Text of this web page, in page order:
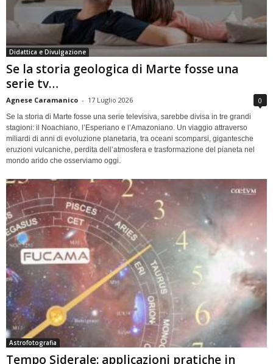
Didattica e Divulgazione
Se la storia geologica di Marte fosse una
serie tv…
Agnese Caramanico - 17 Luglio 2026 0
Se la storia di Marte fosse una serie televisiva, sarebbe divisa in tre grandi
stagioni: il Noachiano, l’Esperiano e l’Amazoniano. Un viaggio attraverso
miliardi di anni di evoluzione planetaria, tra oceani scomparsi, gigantesche
eruzioni vulcaniche, perdita dell’atmosfera e trasformazione del pianeta nel
mondo arido che osserviamo oggi.
Astrofotografia
Tempo Siderale: applicazioni pratiche in